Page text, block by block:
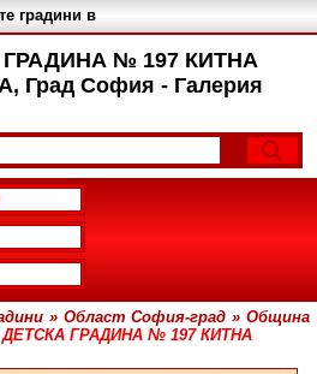
№ 197 КИТНА
Град София - Галерия
градини в
» Област София-град » Община
ДЕТСКА ГРАДИНА № 197 КИТНА